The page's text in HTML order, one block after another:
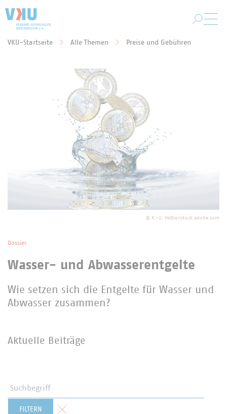
VKU-Startseite Alle Themen Preise und Gebühren
© K.-U. Häßler/stock.adobe.com
Dossier
Wasser- und Abwasserentgelte
Wie setzen sich die Entgelte für Wasser und
Abwasser zusammen?
Aktuelle Beiträge
FILTERN Formular zurücksetzen